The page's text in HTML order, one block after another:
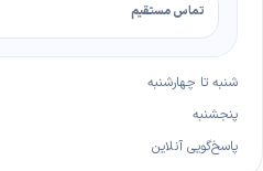
تماس مستقیم
شنبه تا چهارشنبه
پنجشنبه
پاسخ‌گویی آنلاین